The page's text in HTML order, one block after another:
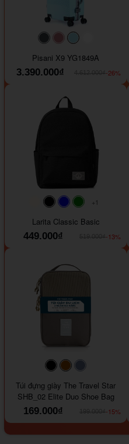
#40454a#b76e79
Pisani X9 YG1849A
3.390.000₫
-26%
#faf0e6#000000#0000FF
+1
Larita Classic Basic
449.000₫
-13%
#000000#964B00
Túi đựng giày The Travel Star
SHB_02 Elite Duo Shoe Bag
169.000₫
-15%